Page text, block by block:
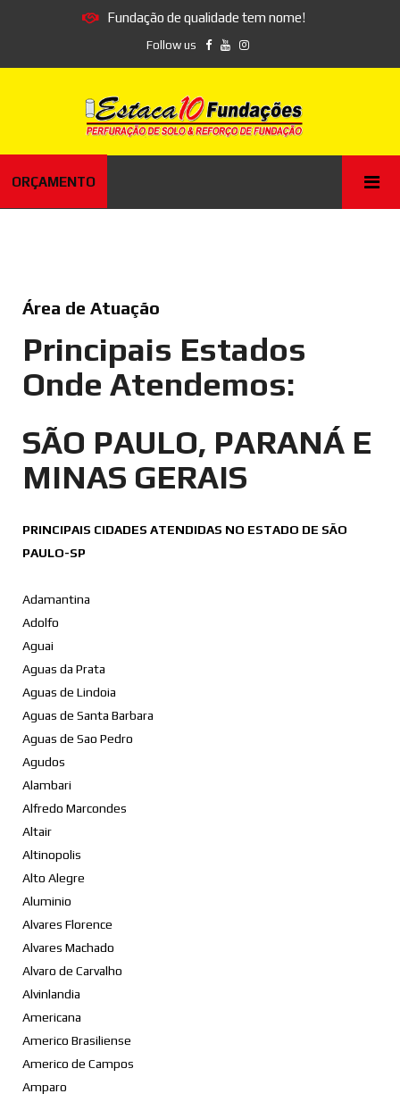
Fundação de qualidade tem nome!
Follow us
ORÇAMENTO
Área de Atuação
Principais Estados
Onde Atendemos:
SÃO PAULO, PARANÁ E
MINAS GERAIS
PRINCIPAIS CIDADES ATENDIDAS NO ESTADO DE SÃO
PAULO-SP
Adamantina
Adolfo
Aguai
Aguas da Prata
Aguas de Lindoia
Aguas de Santa Barbara
Aguas de Sao Pedro
Agudos
Alambari
Alfredo Marcondes
Altair
Altinopolis
Alto Alegre
Aluminio
Alvares Florence
Alvares Machado
Alvaro de Carvalho
Alvinlandia
Americana
Americo Brasiliense
Americo de Campos
Amparo